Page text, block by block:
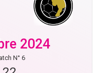
2024
N° 6